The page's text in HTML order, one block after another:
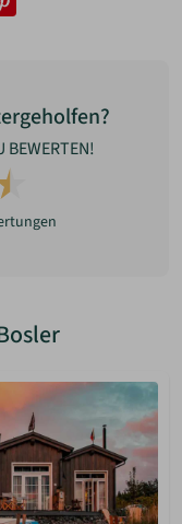
pinterest
BEWERTEN!